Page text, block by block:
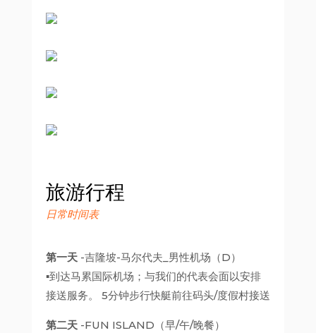
旅游行程
日常时间表
第一天-吉隆坡-马尔代夫_男性机场（D）
▪到达马累国际机场；与我们的代表会面以安排
接送服务。 5分钟步行快艇前往码头/度假村接送
第二天-FUN ISLAND（早/午/晚餐）